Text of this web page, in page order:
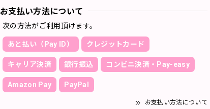
お支払い方法について
次の方法がご利用頂けます。
あと払い（Pay ID） クレジットカード
キャリア決済 銀行振込 コンビニ決済・Pay-easy
Amazon Pay PayPal
お支払い方法について